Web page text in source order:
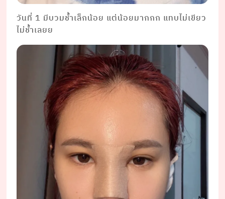
วันที่ 1 มีบวมช้ำเล็กน้อย แต่น้อยมากกก แทบไม่เขียว
ไม่ช้ำเลยย